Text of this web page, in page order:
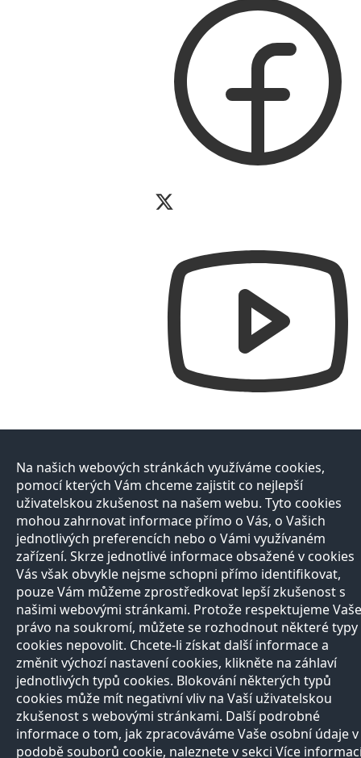
Na našich webových stránkách využíváme cookies,
pomocí kterých Vám chceme zajistit co nejlepší
uživatelskou zkušenost na našem webu. Tyto cookies
mohou zahrnovat informace přímo o Vás, o Vašich
jednotlivých preferencích nebo o Vámi využívaném
zařízení. Skrze jednotlivé informace obsažené v cookies
Vás však obvykle nejsme schopni přímo identifikovat,
pouze Vám můžeme zprostředkovat lepší zkušenost s
našimi webovými stránkami. Protože respektujeme Vaše
právo na soukromí, můžete se rozhodnout některé typy
cookies nepovolit. Chcete-li získat další informace a
změnit výchozí nastavení cookies, klikněte na záhlaví
jednotlivých typů cookies. Blokování některých typů
cookies může mít negativní vliv na Vaší uživatelskou
zkušenost s webovými stránkami. Další podrobné
informace o tom, jak zpracováváme Vaše osobní údaje v
podobě souborů cookie, naleznete v sekci Více